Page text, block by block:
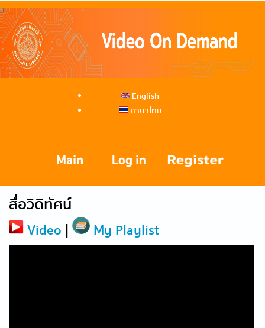
English
ภาษาไทย
สื่อวิดิทัศน์
Video | My Playlist